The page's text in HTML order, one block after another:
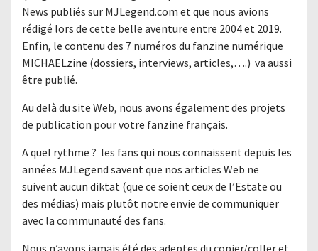
News publiés sur MJLegend.com et que nous avions
rédigé lors de cette belle aventure entre 2004 et 2019.
Enfin, le contenu des 7 numéros du fanzine numérique
MICHAELzine (dossiers, interviews, articles,….) va aussi
être publié.
Au delà du site Web, nous avons également des projets
de publication pour votre fanzine français.
A quel rythme ? les fans qui nous connaissent depuis les
années MJLegend savent que nos articles Web ne
suivent aucun diktat (que ce soient ceux de l’Estate ou
des médias) mais plutôt notre envie de communiquer
avec la communauté des fans.